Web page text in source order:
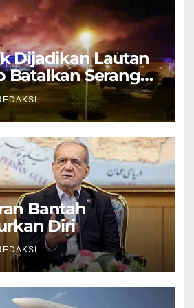
Dijadikan Lautan
Batalkan Serangan
Bantah
Diri